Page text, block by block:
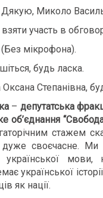
Миколо
участь в
(Без мікрофона).
будь ласка.
Степанівна,
– депутатська
об’єднання
стажем
дуже своєчасне. Ми
мови,
української
як нації.